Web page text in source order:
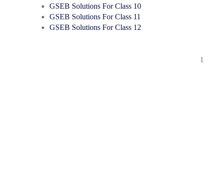
GSEB Solutions For Class 10
GSEB Solutions For Class 11
GSEB Solutions For Class 12
1